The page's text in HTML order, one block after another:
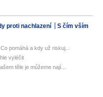
proti nachlazení
S čím vším
pomáhá a kdy už riskuj...
vyléčit
těle je můžeme nají...